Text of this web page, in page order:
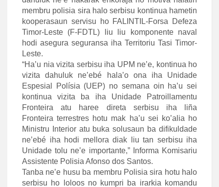
membru polisia sira halo serbisu kontinua hametin
kooperasaun servisu ho FALINTIL-Forsa Defeza
Timor-Leste (F-FDTL) liu liu komponente naval
hodi asegura seguransa iha Territoriu Tasi Timor-
Leste.
“Ha’u nia vizita serbisu iha UPM ne’e, kontinua ho
vizita dahuluk ne’ebé hala’o ona iha Unidade
Espesial Polísia (UEP) no semana oin ha’u sei
kontinua vizita ba iha Unidade Patroillamentu
Fronteira atu haree direta serbisu iha liña
Fronteira terrestres hotu mak ha’u sei ko’alia ho
Ministru Interior atu buka solusaun ba difikuldade
ne’ebé iha hodi mellora diak liu tan serbisu iha
Unidade tolu ne’e importante,” Informa Komisariu
Assistente Polisia Afonso dos Santos.
Tanba ne’e husu ba membru Polisia sira hotu halo
serbisu ho loloos no kumpri ba irarkia komandu